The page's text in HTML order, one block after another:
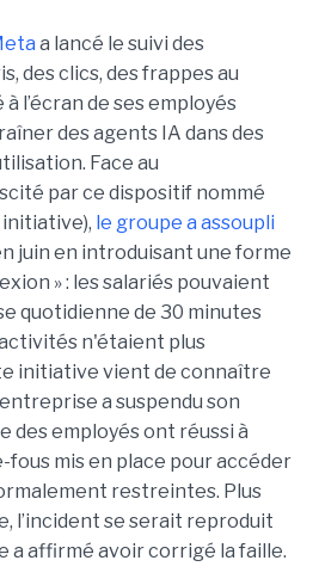
a lancé le suivi des
des clics, des frappes au
l’écran de ses employés
des agents IA dans des
Face au
par ce dispositif nommé
initiative), le groupe a assoupli
juin en introduisant une forme
» : les salariés pouvaient
quotidienne de 30 minutes
n'étaient plus
initiative vient de connaître
a suspendu son
des employés ont réussi à
mis en place pour accéder
restreintes. Plus
l’incident se serait reproduit
a affirmé avoir corrigé la faille.